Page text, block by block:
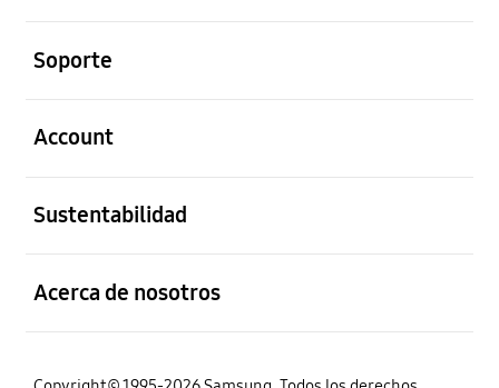
Soporte
Account
Sustentabilidad
Acerca de nosotros